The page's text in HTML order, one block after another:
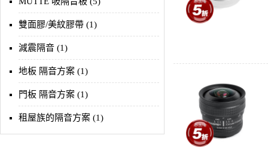
雙面膠/美紋膠帶 (1)
減震隔音 (1)
地板 隔音方案 (1)
門板 隔音方案 (1)
租屋族的隔音方案 (1)